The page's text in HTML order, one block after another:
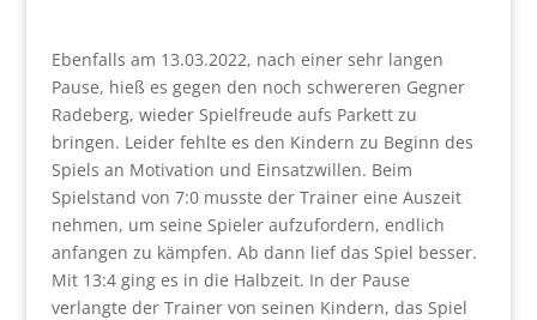
Ebenfalls am 13.03.2022, nach einer sehr langen
Pause, hieß es gegen den noch schwereren Gegner
Radeberg, wieder Spielfreude aufs Parkett zu
bringen. Leider fehlte es den Kindern zu Beginn des
Spiels an Motivation und Einsatzwillen. Beim
Spielstand von 7:0 musste der Trainer eine Auszeit
nehmen, um seine Spieler aufzufordern, endlich
anfangen zu kämpfen. Ab dann lief das Spiel besser.
Mit 13:4 ging es in die Halbzeit. In der Pause
verlangte der Trainer von seinen Kindern, das Spiel